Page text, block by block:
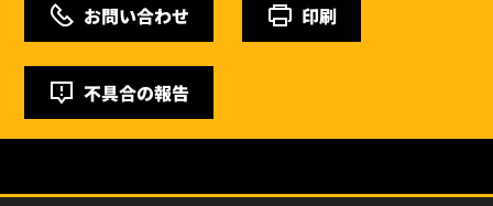
お問い合わせ 印刷
不具合の報告